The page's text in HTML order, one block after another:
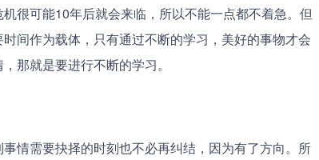
很可能10年后就会来临，所以不能一点都不着急。但
间作为载体，只有通过不断的学习，美好的事物才会
那就是要进行不断的学习。
情需要抉择的时刻也不必再纠结，因为有了方向。所